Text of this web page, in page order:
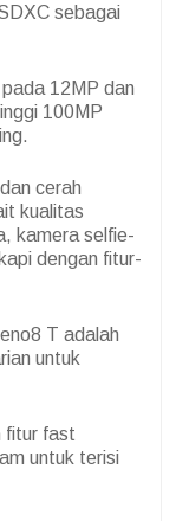
sebagai
12MP dan
100MP
cerah
kualitas
kamera selfie-
dengan fitur-
T adalah
untuk
fitur fast
untuk terisi